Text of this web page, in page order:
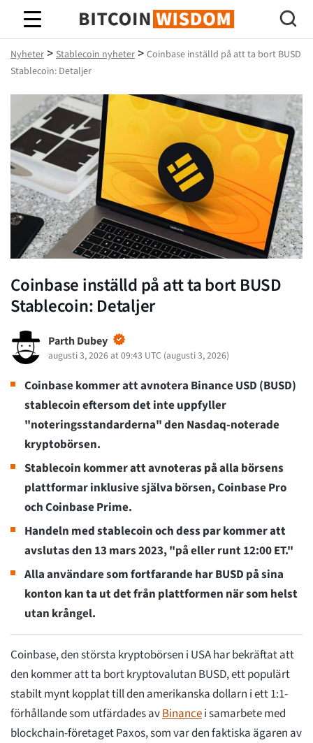
Bitcoin Wisdom
Nyheter > Stablecoin nyheter > Coinbase inställd på att ta bort BUSD
Stablecoin: Detaljer
Coinbase inställd på att ta bort BUSD
Stablecoin: Detaljer
Parth Dubey
augusti 3, 2026 at 09:43 UTC (augusti 3, 2026)
Coinbase kommer att avnotera Binance USD (BUSD)
stablecoin eftersom det inte uppfyller
"noteringsstandarderna" den Nasdaq-noterade
kryptobörsen.
Stablecoin kommer att avnoteras på alla börsens
plattformar inklusive själva börsen, Coinbase Pro
och Coinbase Prime.
Handeln med stablecoin och dess par kommer att
avslutas den 13 mars 2023, "på eller runt 12:00 ET."
Alla användare som fortfarande har BUSD på sina
konton kan ta ut det från plattformen när som helst
utan krångel.
Coinbase, den största kryptobörsen i USA har bekräftat att
den kommer att ta bort kryptovalutan BUSD, ett populärt
stabilt mynt kopplat till den amerikanska dollarn i ett 1:1-
förhållande som utfärdades avBinancei samarbete med
blockchain-företaget Paxos, som var den faktiska ägaren av